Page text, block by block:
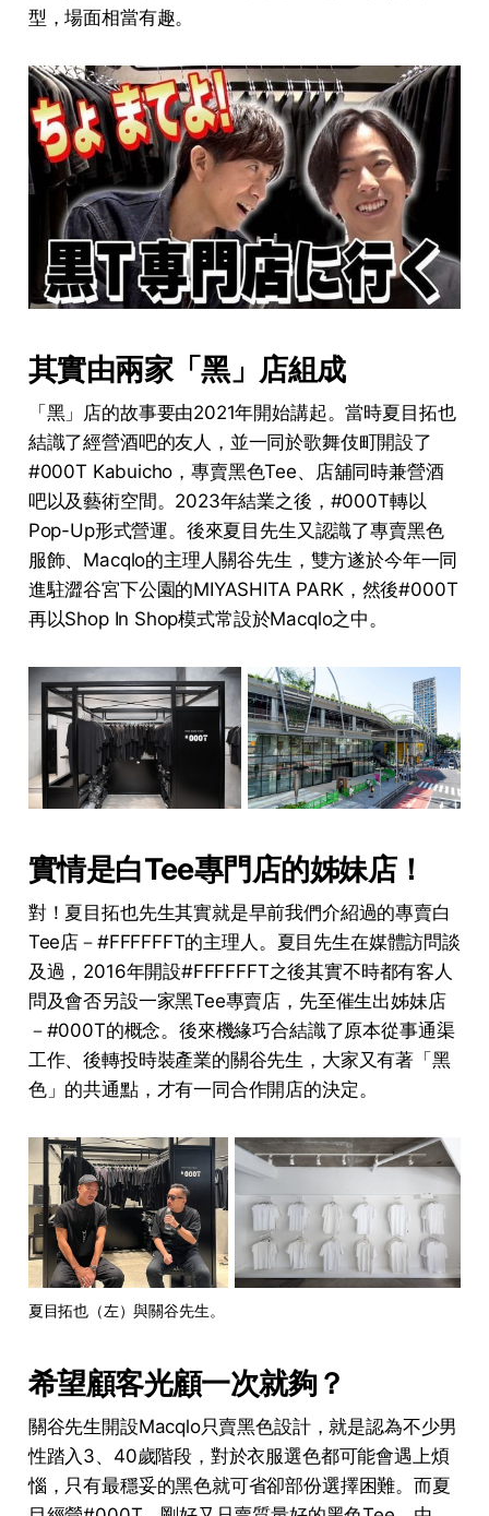
型，場面相當有趣。
其實由兩家「黑」店組成
「黑」店的故事要由2021年開始講起。當時夏目拓也
結識了經營酒吧的友人，並一同於歌舞伎町開設了
#000T Kabuicho，專賣黑色Tee、店舖同時兼營酒
吧以及藝術空間。2023年結業之後，#000T轉以
Pop-Up形式營運。後來夏目先生又認識了專賣黑色
服飾、Macqlo的主理人關谷先生，雙方遂於今年一同
進駐澀谷宮下公園的MIYASHITA PARK，然後#000T
再以Shop In Shop模式常設於Macqlo之中。
實情是白Tee專門店的姊妹店！
對！夏目拓也先生其實就是早前我們介紹過的專賣白
Tee店－#FFFFFFT的主理人。夏目先生在媒體訪問談
及過，2016年開設#FFFFFFT之後其實不時都有客人
問及會否另設一家黑Tee專賣店，先至催生出姊妹店
－#000T的概念。後來機緣巧合結識了原本從事通渠
工作、後轉投時裝產業的關谷先生，大家又有著「黑
色」的共通點，才有一同合作開店的決定。
夏目拓也（左）與關谷先生。
希望顧客光顧一次就夠？
關谷先生開設Macqlo只賣黑色設計，就是認為不少男
性踏入3、40歲階段，對於衣服選色都可能會遇上煩
惱，只有最穩妥的黑色就可省卻部份選擇困難。而夏